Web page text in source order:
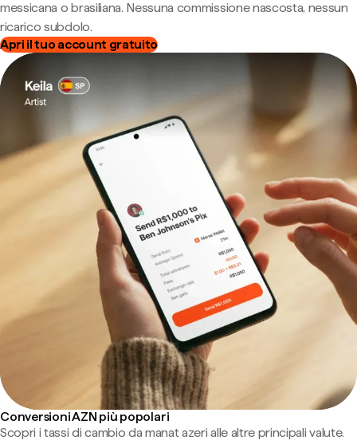
messicana o brasiliana. Nessuna commissione nascosta, nessun
ricarico subdolo.
Apri il tuo account gratuito
Conversioni AZN più popolari
Scopri i tassi di cambio da manat azeri alle altre principali valute.